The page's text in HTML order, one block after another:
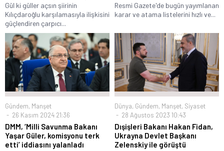
Gül ki güller açsın şiirinin
Kılıçdaroğlu karşılamasıyla ilişkisini
güçlendiren çarpıcı...
Resmi Gazete'de bugün yayımlanan
karar ve atama listelerini hızlı ve...
Gündem, Manşet
26 Kasım 2024 21:36
DMM, ‘Milli Savunma Bakanı
Yaşar Güler, komisyonu terk
etti’ iddiasını yalanladı
Dünya, Gündem, Manşet, Siyaset
28 Ağustos 2023 10:43
Dışişleri Bakanı Hakan Fidan,
Ukrayna Devlet Başkanı
Zelenskiy ile görüştü